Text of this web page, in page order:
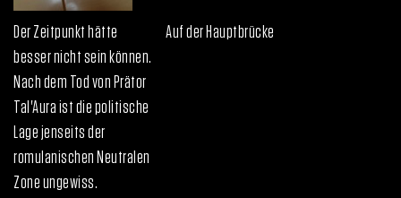
Der Zeitpunkt hätte
besser nicht sein können.
Nach dem Tod von Prätor
Tal'Aura ist die politische
Lage jenseits der
romulanischen Neutralen
Zone ungewiss.
Auf der Hauptbrücke